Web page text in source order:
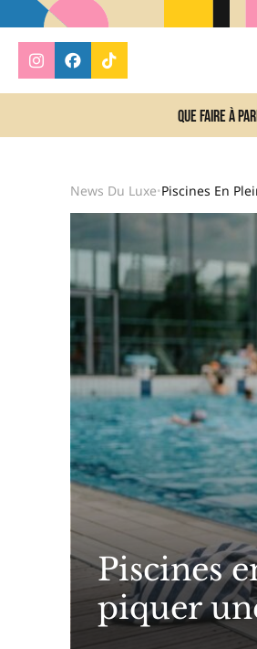
Que faire à
News Du Luxe•
Piscines
piquer